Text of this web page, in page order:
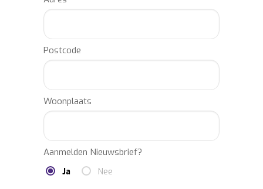
Postcode
Woonplaats
Aanmelden Nieuwsbrief?
Ja Nee